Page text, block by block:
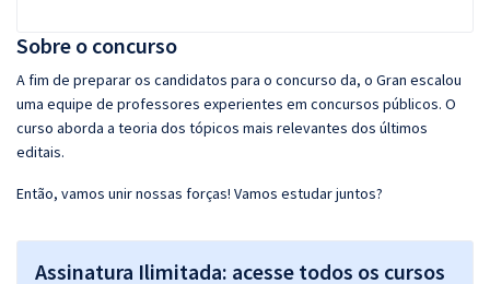
Sobre o concurso
A fim de preparar os candidatos para o concurso da, o Gran escalou
uma equipe de professores experientes em concursos públicos. O
curso aborda a teoria dos tópicos mais relevantes dos últimos
editais.
Então, vamos unir nossas forças! Vamos estudar juntos?
Assinatura Ilimitada: acesse todos os cursos